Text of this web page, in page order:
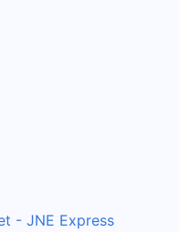
- JNE Express